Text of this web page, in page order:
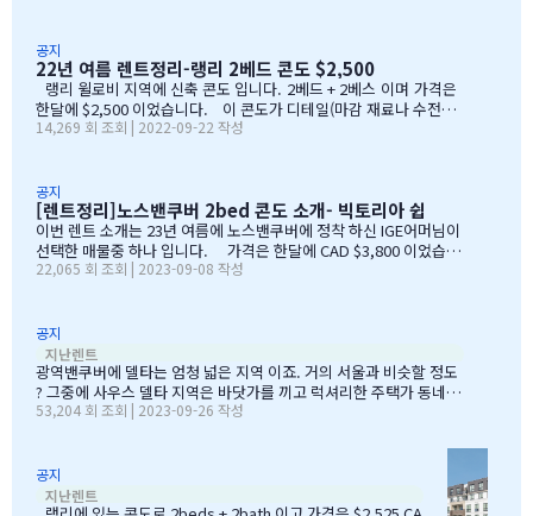
물은 4BED 이며 가격은 한달에 $6,500 이었습니다. 위치는 Upp
er Loansdale 입니다. &n…
공지
22년 여름 렌트정리-랭리 2베드 콘도 $2,500
랭리 윌로비 지역에 신축 콘도 입니다. 2베드 + 2베스 이며 가격은
한달에 $2,500 이었습니다. 이 콘도가 디테일(마감 재료나 수전등)
이 다른 콘도 대비 좋네요.
14,269 회 조회 | 2022-09-22 작성
공지
[렌트정리]노스밴쿠버 2bed 콘도 소개- 빅토리아 쉽
이번 렌트 소개는 23년 여름에 노스밴쿠버에 정착 하신 IGE어머님이
선택한 매물중 하나 입니다. 가격은 한달에 CAD $3,800 이었습니
다. IGE에서 직접 찍은 사진과 홍보용, 판매용으로 공개된 사진 같
22,065 회 조회 | 2023-09-08 작성
공지
지난렌트
광역밴쿠버에 델타는 엄청 넓은 지역 이죠. 거의 서울과 비슷할 정도
? 그중에 사우스 델타 지역은 바닷가를 끼고 럭셔리한 주택가 동네 에
요. 일반적으로 운전 해서 돌아 다녀 보아도 이런 집들은 보이지 않아
환경도 등 다 고려 해도 고급주택가 입니다. 조용한 분위기에서 아이
교육에 집중 하고픈 캐네디언분들이 선호 하는 동네중 하나 에요. 오
53,204 회 조회 | 2023-09-26 작성
공지
지난렌트
[랭리]